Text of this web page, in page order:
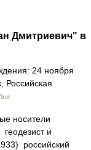
Дмитриевич" в
24 ноября
Российская
носители
и
российский